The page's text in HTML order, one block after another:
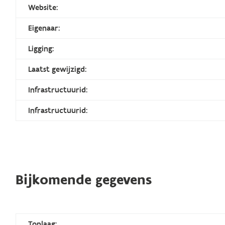
Website:
Eigenaar:
Ligging:
Laatst gewijzigd:
Infrastructuurid:
Infrastructuurid:
Bijkomende gegevens